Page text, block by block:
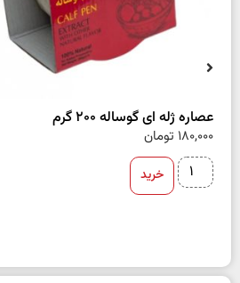
عصاره ژله ای گوساله 200 گرم
180,000 تومان
خرید